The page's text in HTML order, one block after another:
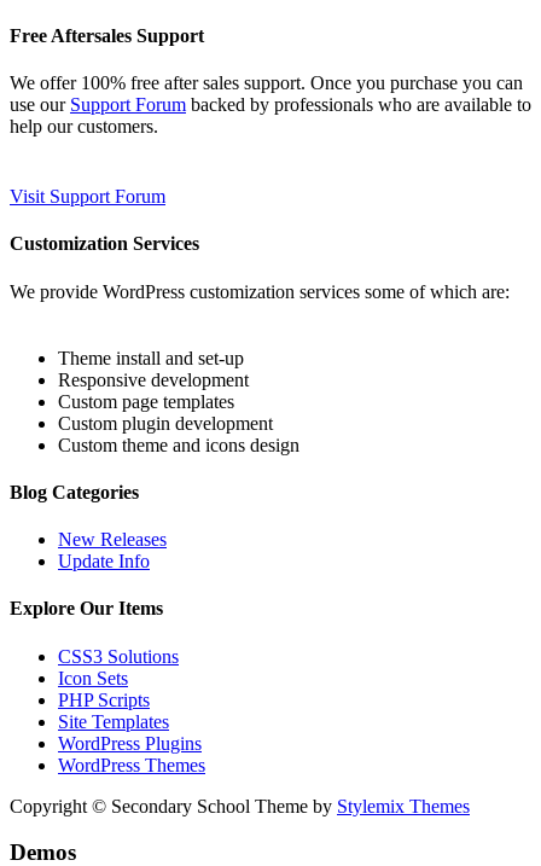
Free Aftersales Support
We offer 100% free after sales support. Once you purchase you can
use our Support Forum backed by professionals who are available to
help our customers.
Visit Support Forum
Customization Services
We provide WordPress customization services some of which are:
Theme install and set-up
Responsive development
Custom page templates
Custom plugin development
Custom theme and icons design
Blog Categories
New Releases
Update Info
Explore Our Items
CSS3 Solutions
Icon Sets
PHP Scripts
Site Templates
WordPress Plugins
WordPress Themes
Copyright © Secondary School Theme by Stylemix Themes
Demos